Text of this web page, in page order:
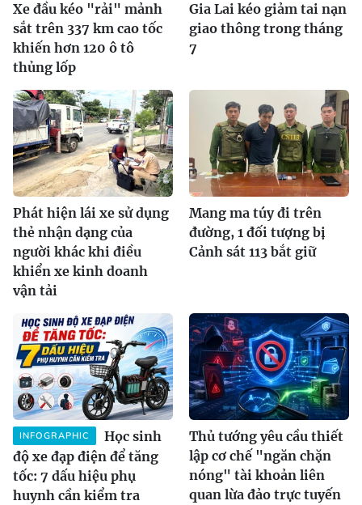
Xe đầu kéo "rải" mảnh
sắt trên 337 km cao tốc
khiến hơn 120 ô tô
thủng lốp
Gia Lai kéo giảm tai nạn
giao thông trong tháng
7
Phát hiện lái xe sử dụng
thẻ nhận dạng của
người khác khi điều
khiển xe kinh doanh
vận tải
Mang ma túy đi trên
đường, 1 đối tượng bị
Cảnh sát 113 bắt giữ
INFOGRAPHIC
Học sinh
độ xe đạp điện để tăng
tốc: 7 dấu hiệu phụ
huynh cần kiểm tra
Thủ tướng yêu cầu thiết
lập cơ chế "ngăn chặn
nóng" tài khoản liên
quan lừa đảo trực tuyến